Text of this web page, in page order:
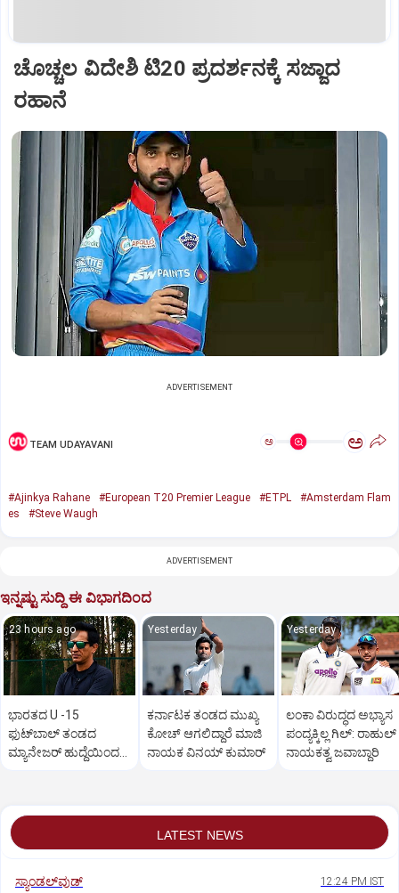
ಚೊಚ್ಚಲ ವಿದೇಶಿ ಟಿ20 ಪ್ರದರ್ಶನಕ್ಕೆ ಸಜ್ಜಾದ
ರಹಾನೆ
ADVERTISEMENT
TEAM UDAYAVANI ಅ ಅ
#Ajinkya Rahane #European T20 Premier League #ETPL
#Amsterdam Flam
es
#Steve Waugh
ADVERTISEMENT
ಇನ್ನಷ್ಟು ಸುದ್ದಿ ಈ ವಿಭಾಗದಿಂದ
23 hours ago
ಭಾರತದ U -15
ಫುಟ್‌ಬಾಲ್ ತಂಡದ
ಮ್ಯಾನೇಜರ್‌ ಹುದ್ದೆಯಿಂದ
Yesterday
ಕರ್ನಾಟಕ ತಂಡದ ಮುಖ್ಯ
ಕೋಚ್‌ ಆಗಲಿದ್ದಾರೆ ಮಾಜಿ
ನಾಯಕ ವಿನಯ್‌ ಕುಮಾರ್
Yesterday
ಲಂಕಾ ವಿರುದ್ಧದ ಅಭ್ಯಾಸ
ಪಂದ್ಯಕ್ಕಿಲ್ಲ ಗಿಲ್:‌
ನಾಯಕತ್ವ ಜವಾಬ್ದಾರಿ
LATEST NEWS
ಸ್ಯಾಂಡಲ್‌ವುಡ್‌ 12:24 PM IST